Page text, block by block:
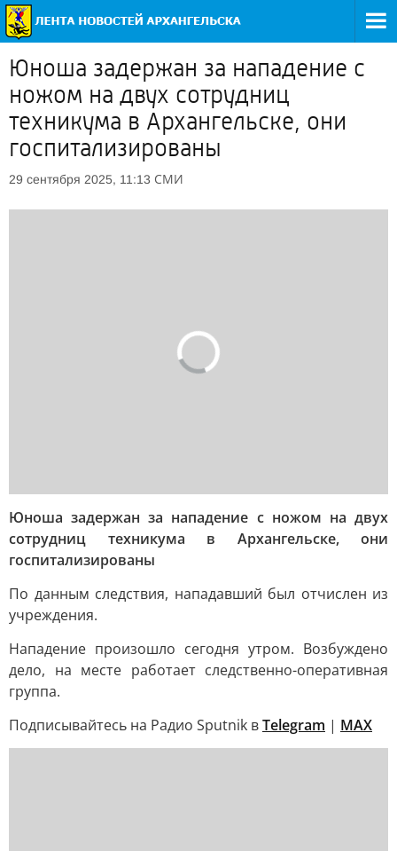
Юноша задержан за нападение с
ножом на двух сотрудниц
техникума в Архангельске, они
госпитализированы
29 сентября 2025, 11:13 СМИ
Юноша задержан за нападение с ножом на двух
сотрудниц техникума в Архангельске, они
госпитализированы
По данным следствия, нападавший был отчислен из
учреждения.
Нападение произошло сегодня утром. Возбуждено
дело, на месте работает следственно-оперативная
группа.
Подписывайтесь на Радио Sputnik вTelegram | MAX